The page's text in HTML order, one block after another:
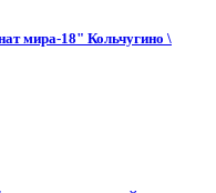
мира-18" Кольчугино \